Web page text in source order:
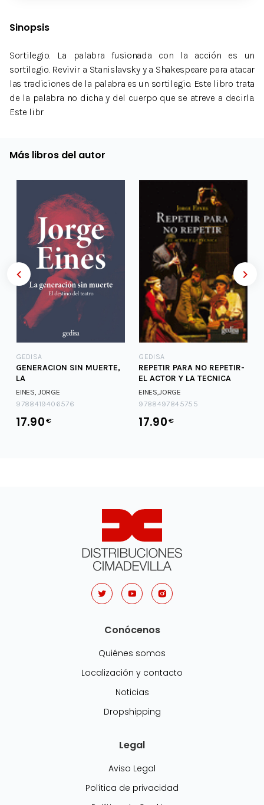
Sinopsis
Sortilegio. La palabra fusionada con la acción es un
sortilegio. Revivir a Stanislavsky y a Shakespeare para atacar
las tradiciones de la palabra es un sortilegio. Este libro trata
de la palabra no dicha y del cuerpo que se atreve a decirla.
Este libr
Más libros del autor
GEDISA
GENERACION SIN MUERTE,
LA
EINES, JORGE
9788419406576
17.90€
GEDISA
REPETIR PARA NO REPETIR-
EL ACTOR Y LA TECNICA
EINES,JORGE
9788497845755
17.90€
Conócenos
Quiénes somos
Localización y contacto
Noticias
Dropshipping
Legal
Aviso Legal
Política de privacidad